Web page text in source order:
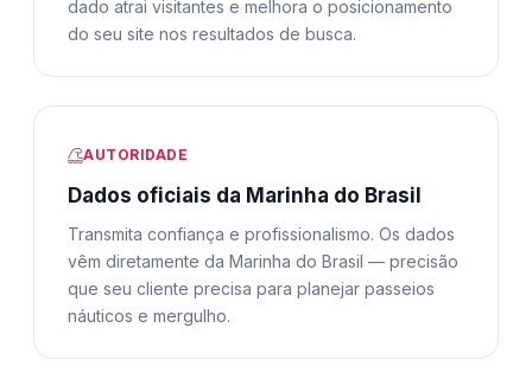
dado atrai visitantes e melhora o posicionamento
do seu site nos resultados de busca.
AUTORIDADE
Dados oficiais da Marinha do Brasil
Transmita confiança e profissionalismo. Os dados
vêm diretamente da Marinha do Brasil — precisão
que seu cliente precisa para planejar passeios
náuticos e mergulho.